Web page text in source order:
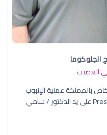
الجلوكوما
العضيب
بالمملكة عملية الإنبوب
المجهري "بريسرفلو" Preserflo Microshunt على يد الدكتور / سامي